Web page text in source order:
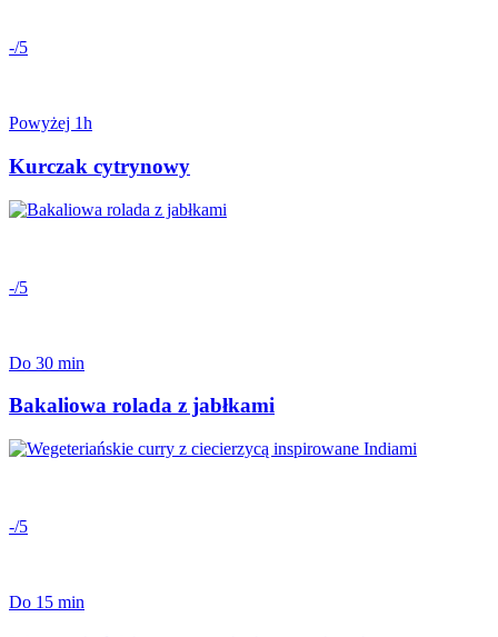
-/5
Powyżej 1h
Kurczak cytrynowy
-/5
Do 30 min
Bakaliowa rolada z jabłkami
-/5
Do 15 min